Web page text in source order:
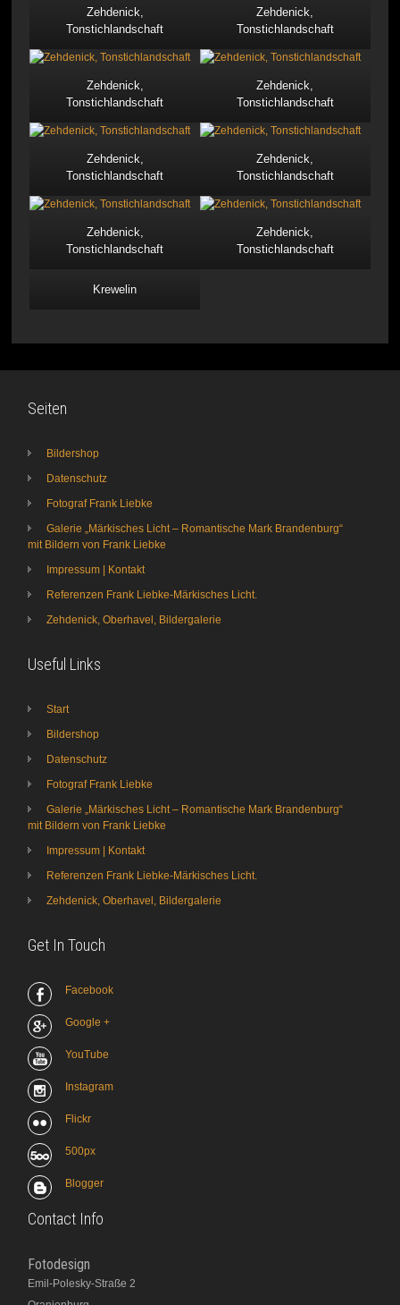
Zehdenick,
Tonstichlandschaft
Zehdenick,
Tonstichlandschaft
Zehdenick,
Tonstichlandschaft
Zehdenick,
Tonstichlandschaft
Zehdenick,
Tonstichlandschaft
Zehdenick,
Tonstichlandschaft
Zehdenick,
Tonstichlandschaft
Zehdenick,
Tonstichlandschaft
Krewelin
Seiten
Bildershop
Datenschutz
Fotograf Frank Liebke
Galerie „Märkisches Licht – Romantische Mark Brandenburg“
mit Bildern von Frank Liebke
Impressum | Kontakt
Referenzen Frank Liebke-Märkisches Licht.
Zehdenick, Oberhavel, Bildergalerie
Useful Links
Start
Bildershop
Datenschutz
Fotograf Frank Liebke
Galerie „Märkisches Licht – Romantische Mark Brandenburg“
mit Bildern von Frank Liebke
Impressum | Kontakt
Referenzen Frank Liebke-Märkisches Licht.
Zehdenick, Oberhavel, Bildergalerie
Get In Touch
Facebook
Google +
YouTube
Instagram
Flickr
500px
Blogger
Contact Info
Fotodesign
Emil-Polesky-Straße 2